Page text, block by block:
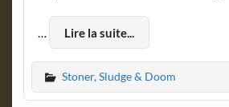
… Lire la suite...
Stoner, Sludge & Doom